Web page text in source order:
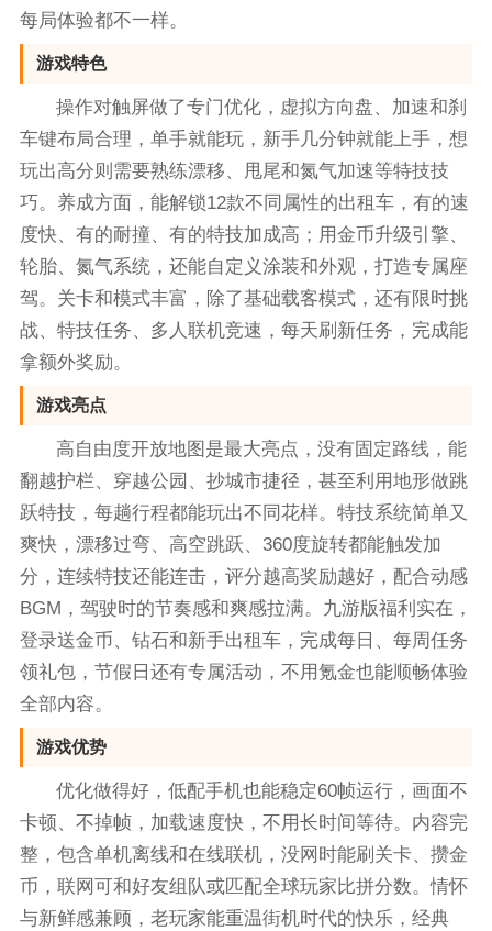
每局体验都不一样。
游戏特色
操作对触屏做了专门优化，虚拟方向盘、加速和刹
车键布局合理，单手就能玩，新手几分钟就能上手，想
玩出高分则需要熟练漂移、甩尾和氮气加速等特技技
巧。养成方面，能解锁12款不同属性的出租车，有的速
度快、有的耐撞、有的特技加成高；用金币升级引擎、
轮胎、氮气系统，还能自定义涂装和外观，打造专属座
驾。关卡和模式丰富，除了基础载客模式，还有限时挑
战、特技任务、多人联机竞速，每天刷新任务，完成能
拿额外奖励。
游戏亮点
高自由度开放地图是最大亮点，没有固定路线，能
翻越护栏、穿越公园、抄城市捷径，甚至利用地形做跳
跃特技，每趟行程都能玩出不同花样。特技系统简单又
爽快，漂移过弯、高空跳跃、360度旋转都能触发加
分，连续特技还能连击，评分越高奖励越好，配合动感
BGM，驾驶时的节奏感和爽感拉满。九游版福利实在，
登录送金币、钻石和新手出租车，完成每日、每周任务
领礼包，节假日还有专属活动，不用氪金也能顺畅体验
全部内容。
游戏优势
优化做得好，低配手机也能稳定60帧运行，画面不
卡顿、不掉帧，加载速度快，不用长时间等待。内容完
整，包含单机离线和在线联机，没网时能刷关卡、攒金
币，联网可和好友组队或匹配全球玩家比拼分数。情怀
与新鲜感兼顾，老玩家能重温街机时代的快乐，经典